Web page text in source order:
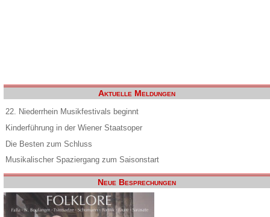
Aktuelle Meldungen
22. Niederrhein Musikfestivals beginnt
Kinderführung in der Wiener Staatsoper
Die Besten zum Schluss
Musikalischer Spaziergang zum Saisonstart
Neue Besprechungen